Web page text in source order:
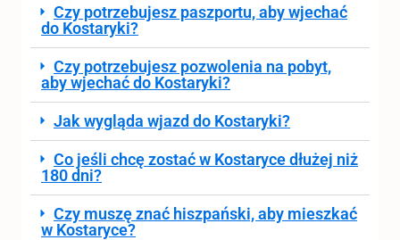
Czy potrzebujesz paszportu, aby wjechać
do Kostaryki?
Czy potrzebujesz pozwolenia na pobyt,
aby wjechać do Kostaryki?
Jak wygląda wjazd do Kostaryki?
Co jeśli chcę zostać w Kostaryce dłużej niż
180 dni?
Czy muszę znać hiszpański, aby mieszkać
w Kostaryce?